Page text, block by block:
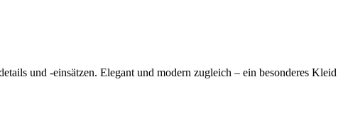
und -einsätzen. Elegant und modern zugleich – ein besonderes Kleid